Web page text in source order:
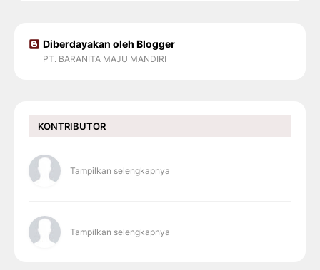
Diberdayakan oleh Blogger
PT. BARANITA MAJU MANDIRI
KONTRIBUTOR
Tampilkan selengkapnya
Tampilkan selengkapnya